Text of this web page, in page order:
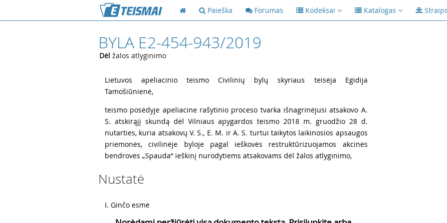
Paieška Forumas Kodeksai Katalogas
BYLA E2-454-943/2019
Dėl žalos atlyginimo
Lietuvos apeliacinio teismo Civilinių bylų skyriaus teisėja Egidija
Tamošiūnienė,
teismo posėdyje apeliacine rašytinio proceso tvarka išnagrinėjusi atsakovo A.
S. atskirąjį skundą dėl Vilniaus apygardos teismo 2018 m. gruodžio 28 d.
nutarties, kuria atsakovų V. S., E. M. ir A. S. turtui taikytos laikinosios apsaugos
priemonės, civilinėje byloje pagal ieškovės restruktūrizuojamos akcinės
bendrovės „Spauda“ ieškinį nurodytiems atsakovams dėl žalos atlyginimo,
Nustatė
I. Ginčo esmė